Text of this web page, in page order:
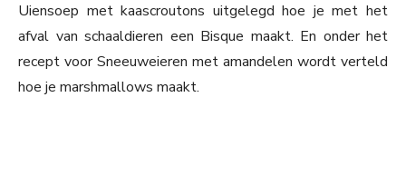
Uiensoep met kaascroutons uitgelegd hoe je met het
afval van schaaldieren een Bisque maakt. En onder het
recept voor Sneeuweieren met amandelen wordt verteld
hoe je marshmallows maakt.